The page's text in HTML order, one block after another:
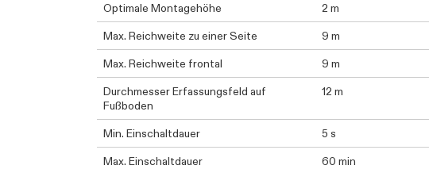
Optimale Montagehöhe
2 m
Max. Reichweite zu einer Seite
9 m
Max. Reichweite frontal
9 m
Durchmesser Erfassungsfeld auf
Fußboden
12 m
Min. Einschaltdauer
5 s
Max. Einschaltdauer
60 min